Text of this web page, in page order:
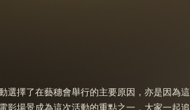
選擇了在藝穗會舉行的主要原因，亦是因為這
影場景成為這次活動的重點之一，大家一起追